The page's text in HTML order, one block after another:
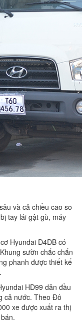
và cả chiều cao so
tay lái gật gù, máy
Hyundai D4DB có
sườn chắc chắn
phanh được thiết kế
HD99 dẫn đầu
cả nước. Theo Đô
xe được xuất ra thị